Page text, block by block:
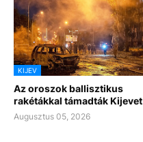
KIJEV
Az oroszok ballisztikus
rakétákkal támadták Kijevet
Augusztus 05, 2026